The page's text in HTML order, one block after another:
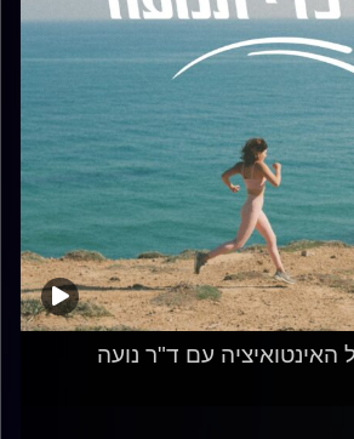
של האינטואיציה עם ד"ר נועה